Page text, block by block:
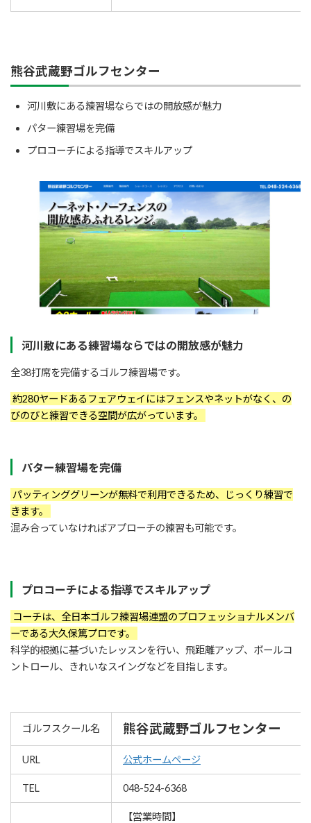
熊谷武蔵野ゴルフセンター
河川敷にある練習場ならではの開放感が魅力
パター練習場を完備
プロコーチによる指導でスキルアップ
河川敷にある練習場ならではの開放感が魅力
全38打席を完備するゴルフ練習場です。
約280ヤードあるフェアウェイにはフェンスやネットがなく、の
びのびと練習できる空間が広がっています。
パター練習場を完備
パッティンググリーンが無料で利用できるため、じっくり練習で
きます。
混み合っていなければアプローチの練習も可能です。
プロコーチによる指導でスキルアップ
コーチは、全日本ゴルフ練習場連盟のプロフェッショナルメンバ
ーである大久保篤プロです。
科学的根拠に基づいたレッスンを行い、飛距離アップ、ボールコ
ントロール、きれいなスイングなどを目指します。
ゴルフスクール名 熊谷武蔵野ゴルフセンター
URL 公式ホームページ
TEL 048-524-6368
【営業時間】